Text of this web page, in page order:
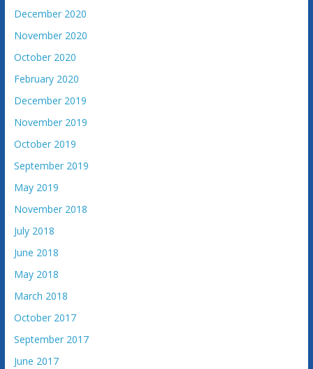
December 2020
November 2020
October 2020
February 2020
December 2019
November 2019
October 2019
September 2019
May 2019
November 2018
July 2018
June 2018
May 2018
March 2018
October 2017
September 2017
June 2017